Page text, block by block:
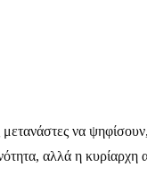
να
αλλά η κυρίαρχη